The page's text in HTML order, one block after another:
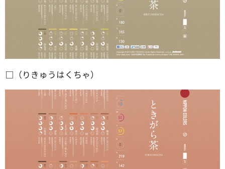
□（りきゅうはくちゃ）